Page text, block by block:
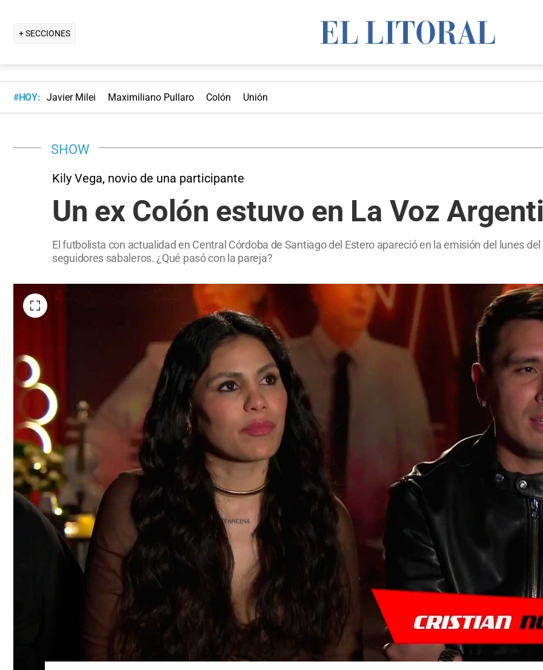
+ SECCIONES
#HOY: Javier Milei Maximiliano Pullaro Colón Unión
SHOW
Kily Vega, novio de una participante
Un ex Colón estuvo en La Voz
El futbolista con actualidad en Central Córdoba de Santiago del Estero apareció en la emisión del lunes
seguidores sabaleros. ¿Qué pasó con la pareja?